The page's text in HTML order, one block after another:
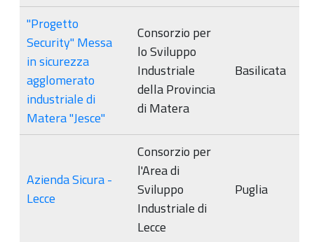
"Progetto
Security" Messa
in sicurezza
agglomerato
industriale di
Matera "Jesce"
Consorzio per
lo Sviluppo
Industriale
della Provincia
di Matera
Basilicata
Azienda Sicura -
Lecce
Consorzio per
l'Area di
Sviluppo
Industriale di
Lecce
Puglia